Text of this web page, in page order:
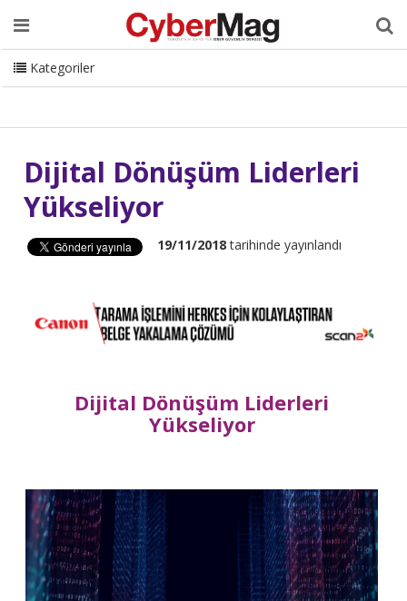
Ana Sayfa Hakkımızda Dergi Editörden
Danışmanlık
ISC Turkey Sizden Gelenler
İletişim
CyberMag Logo
Kategoriler
Dijital Dönüşüm Liderleri
Yükseliyor
19/11/2018tarihinde yayınlandı
Dijital Dönüşüm Liderleri
Yükseliyor